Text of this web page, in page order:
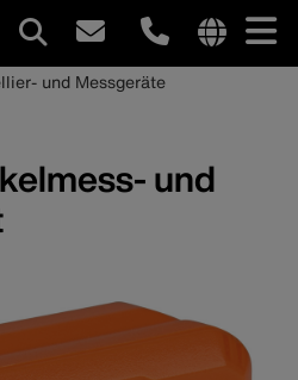
und Messgeräte
und